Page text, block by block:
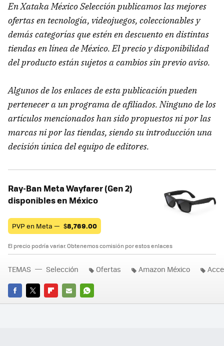
En Xataka México Selección publicamos las mejores
ofertas en tecnología, videojuegos, coleccionables y
demás categorías que estén en descuento en distintas
tiendas en línea de México. El precio y disponibilidad
del producto están sujetos a cambios sin previo aviso.
Algunos de los enlaces de esta publicación pueden
pertenecer a un programa de afiliados. Ninguno de los
artículos mencionados han sido propuestos ni por las
marcas ni por las tiendas, siendo su introducción una
decisión única del equipo de editores.
Ray-Ban Meta Wayfarer (Gen 2)
disponibles en México
PVP en Meta — $8,769.00
El precio podría variar. Obtenemos comisión por estos enlaces
FACEBOOK
TWITTERFLIPBOARD
E-
WHATSAPP
TEMAS Selección Ofertas Amazon México